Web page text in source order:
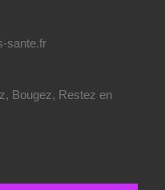
sante.fr
Bougez, Restez en